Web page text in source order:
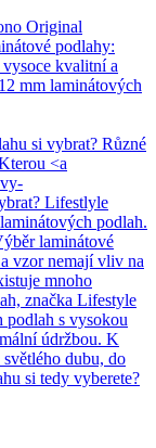
Original
podlahy:
kvalitní a
mm laminátových
si vybrat? Různé
<a
Lifestlyle
podlah.
laminátové
vzor nemají vliv na
mnoho
značka Lifestyle
podlah s vysokou
údržbou. K
dubu, do
si tedy vyberete?